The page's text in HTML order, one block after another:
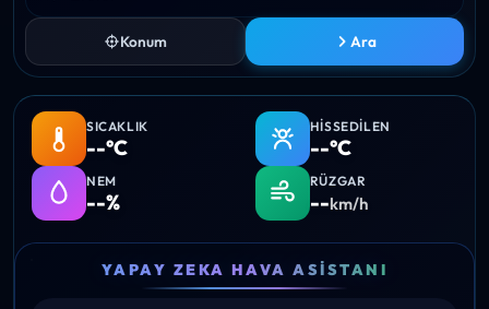
Konum Ara
SICAKLIK
--°C
HISSEDILEN
--°C
NEM
--%
RÜZGAR
--km/h
YAPAY ZEKA HAVA ASISTANI